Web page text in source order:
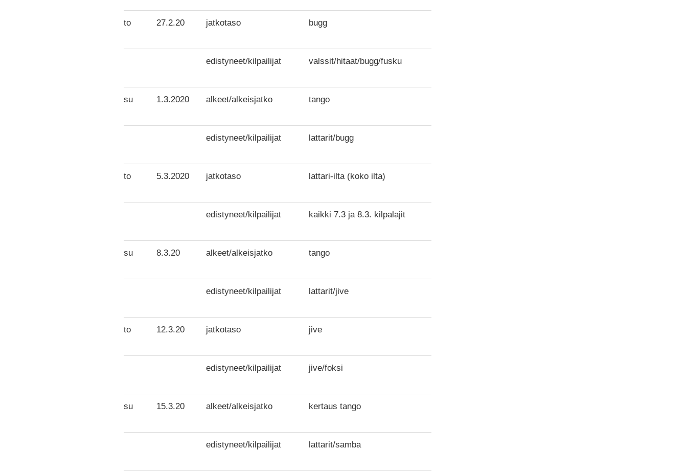
to 27.2.20 jatkotaso bugg
edistyneet/kilpailijat valssit/hitaat/bugg/fusku
su 1.3.2020 alkeet/alkeisjatko tango
edistyneet/kilpailijat lattarit/bugg
to 5.3.2020 jatkotaso lattari-ilta (koko ilta)
edistyneet/kilpailijat kaikki 7.3 ja 8.3. kilpalajit
su 8.3.20 alkeet/alkeisjatko tango
edistyneet/kilpailijat lattarit/jive
to 12.3.20 jatkotaso jive
edistyneet/kilpailijat jive/foksi
su 15.3.20 alkeet/alkeisjatko kertaus tango
edistyneet/kilpailijat lattarit/samba